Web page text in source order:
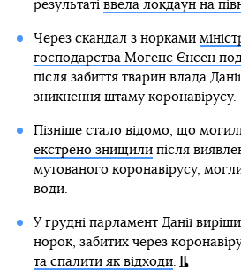
результаті ввела локдаун на
Через скандал з норками
господарства Могенс Єнсен
після забиття тварин влада
зникнення штаму коронавірусу.
Пізніше стало відомо, що
екстрено знищилипісля
мутованого коронавірусу,
води.
У грудні парламент Данії
норок, забитих через
та спалити як відходи.